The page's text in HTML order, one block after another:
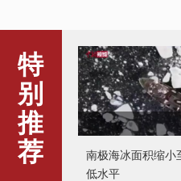
特
别
推
荐
南极海冰面积缩小
低水平